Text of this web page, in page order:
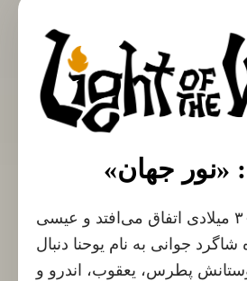
«نور جهان»
داستان در سال ۳۰ میلادی اتفاق می‌افتد و عیسی
شاگرد جوانی به نام یوحنا دنبال
پطرس، یعقوب، اندرو و